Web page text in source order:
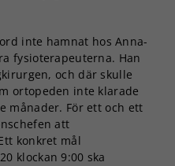
inte hamnat hos Anna-
fysioterapeuterna. Han
och där skulle
ortopeden inte klarade
månader. För ett och ett
att
konkret mål
klockan 9:00 ska